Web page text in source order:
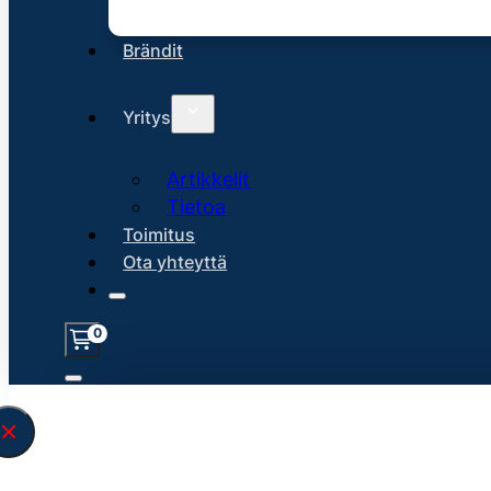
Brändit
Yritys
Artikkelit
Tietoa
Toimitus
Ota yhteyttä
0